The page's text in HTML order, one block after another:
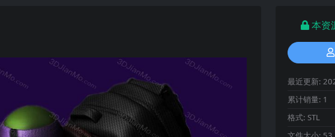
本资
最近更新:
累计销量: 1
格式: STL